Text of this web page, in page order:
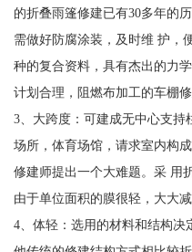
的折叠雨篷修建已有30多年的
需做好防腐涂装，及时维 护，
种的复合资料，具有杰出的力
计划合理，阻燃布加工的车棚
3、大跨度：可建成无中心支持
场所，体育场馆，请求室内构
修建师提出一个大难题。采 用
由于单位面积的膜很轻，大大
4、体轻：选用的材料和结构